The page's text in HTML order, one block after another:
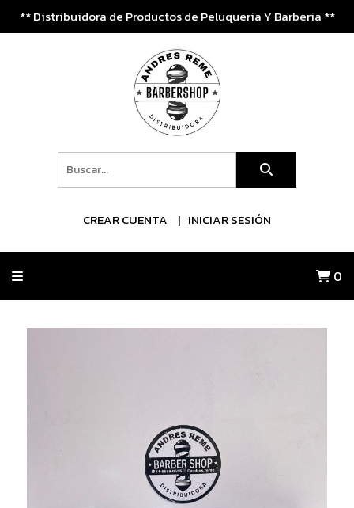
** Distribuidora de Productos de Peluqueria Y Barberia **
CREAR CUENTA INICIAR SESIÓN
0